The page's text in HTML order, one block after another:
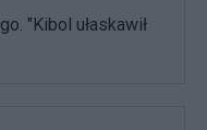
"Kibol ułaskawił